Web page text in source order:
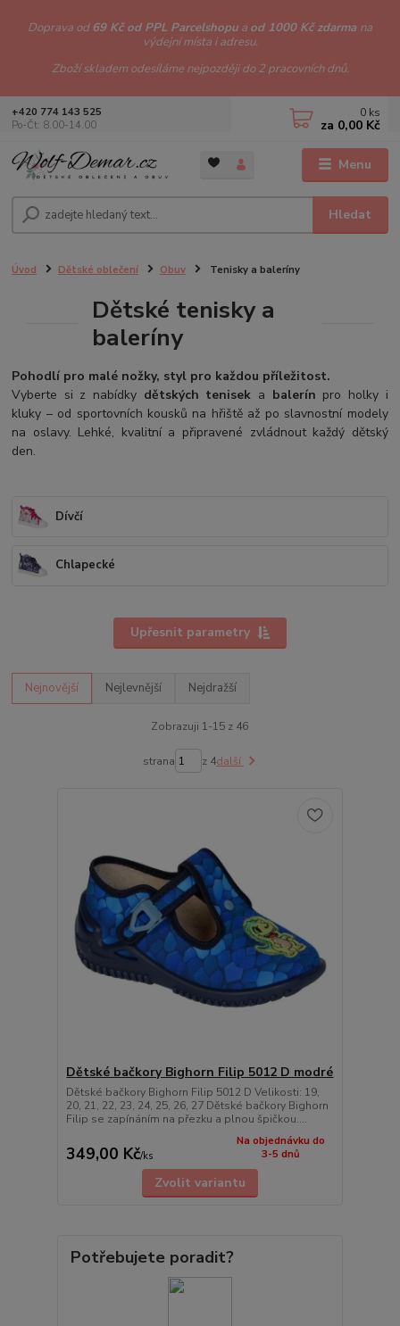
Doprava od69 Kč od PPL Parcelshopu a od 1000 Kč zdarma na
výdejní místa i adresu.
Zboží skladem odesíláme nejpozději do 2 pracovních dnů.
Menu
Hledat
+420 774 143 525
Po-Čt: 8.00-14.00
0 ks
za 0,00 Kč
Úvod Dětské oblečení Obuv Tenisky a baleríny
Dětské tenisky a
baleríny
Pohodlí pro malé nožky, styl pro každou příležitost.
Vyberte si z nabídky dětských tenisek a balerín pro holky i
kluky – od sportovních kousků na hřiště až po slavnostní modely
na oslavy. Lehké, kvalitní a připravené zvládnout každý dětský
den.
Dívčí
Chlapecké
Upřesnit parametry
Nejnovější Nejlevnější Nejdražší
Zobrazuji 1-15 z 46
strana z 4další
Dětské bačkory Bighorn Filip 5012 D modré
Dětské bačkory Bighorn Filip 5012 D Velikosti: 19,
20, 21, 22, 23, 24, 25, 26, 27 Dětské bačkory Bighorn
Filip se zapínáním na přezku a plnou špičkou....
349,00 Kč/ks
Na objednávku do
3-5 dnů
Zvolit variantu
Potřebujete poradit?